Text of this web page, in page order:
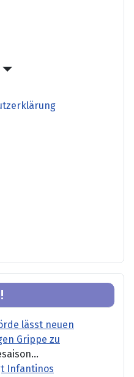
lässt neuen
Grippe zu
Infantinos